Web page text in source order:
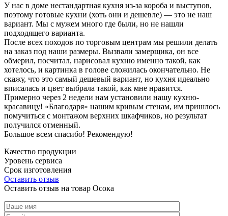
У нас в доме нестандартная кухня из-за короба и выступов,
поэтому готовые кухни (хоть они и дешевле) — это не наш
вариант. Мы с мужем много где были, но не нашли
подходящего варианта.
После всех походов по торговым центрам мы решили делать
на заказ под наши размеры. Вызвали замерщика, он все
обмерил, посчитал, нарисовал кухню именно такой, как
хотелось, и картинка в голове сложилась окончательно. Не
скажу, что это самый дешевый вариант, но кухня идеально
вписалась и цвет выбрала такой, как мне нравится.
Примерно через 2 недели нам установили нашу кухню-
красавицу! «Благодаря» нашим кривым стенам, им пришлось
помучиться с монтажом верхних шкафчиков, но результат
получился отменный.
Большое всем спасибо! Рекомендую!
Качество продукции
Уровень сервиса
Срок изготовления
Оставить отзыв
Оставить отзыв на товар Осока